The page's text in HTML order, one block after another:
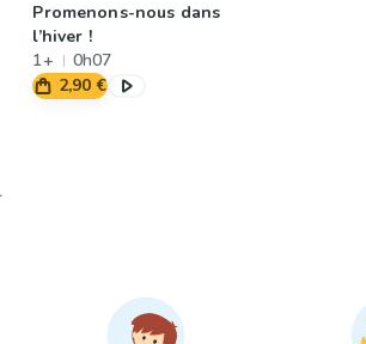
Promenons-nous dans
l’hiver !
1+
0h07
2,90 €